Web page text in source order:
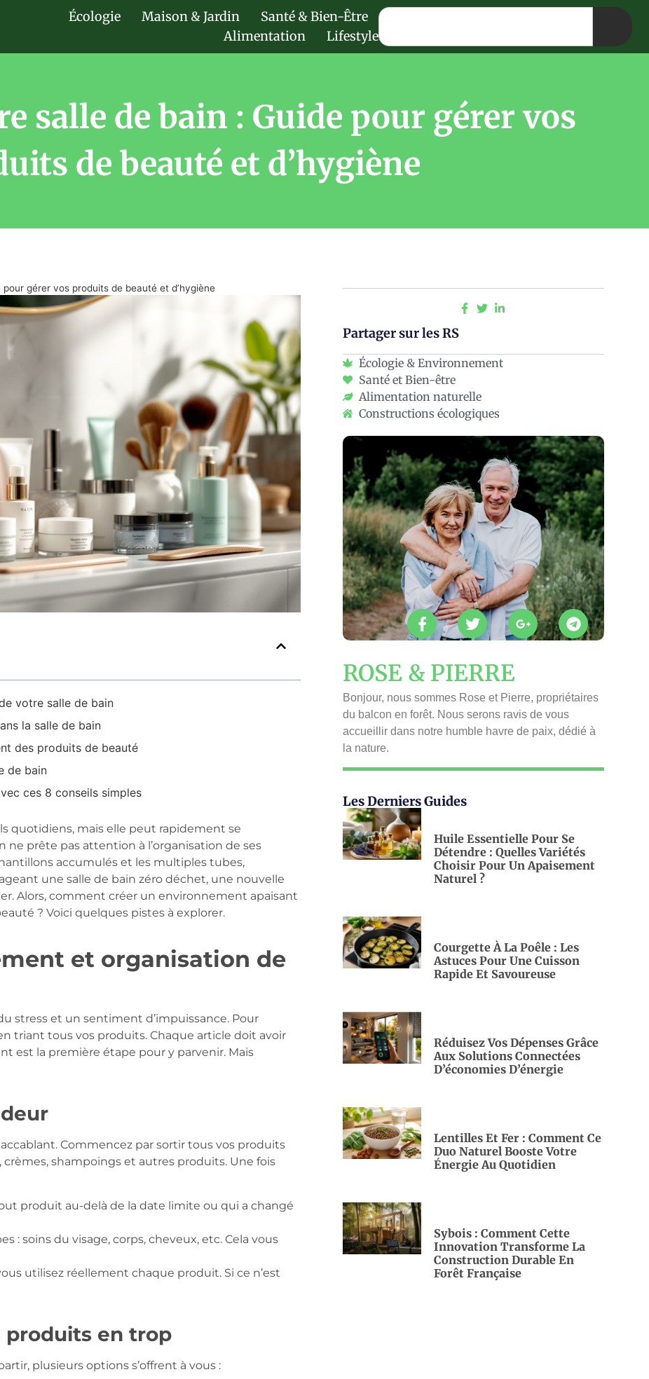
Écologie Maison & Jardin
Santé & Bien-Être
Alimentation
Lifestyle
salle de bain : Guide pour gérer vos
de beauté et d’hygiène
gérer vos produits de beauté et d’hygiène
votre salle de bain
la salle de bain
des produits de beauté
de bain
ces 8 conseils simples
quotidiens, mais elle peut rapidement se
ne prête pas attention à l’organisation de ses
accumulés et les multiples tubes,
une salle de bain zéro déchet, une nouvelle
Alors, comment créer un environnement apaisant
? Voici quelques pistes à explorer.
et organisation de
stress et un sentiment d’impuissance. Pour
triant tous vos produits. Chaque article doit avoir
est la première étape pour y parvenir. Mais
Commencez par sortir tous vos produits
shampoings et autres produits. Une fois
produit au-delà de la date limite ou qui a changé
: soins du visage, corps, cheveux, etc. Cela vous
utilisez réellement chaque produit. Si ce n’est
produits en trop
plusieurs options s’offrent à vous :
Partager sur les RS
Écologie & Environnement
Santé et Bien-être
Alimentation naturelle
Constructions écologiques
ROSE & PIERRE
Bonjour, nous sommes Rose et Pierre, propriétaires
du balcon en forêt. Nous serons ravis de vous
accueillir dans notre humble havre de paix, dédié à
la nature.
Les Derniers Guides
Huile Essentielle Pour Se
Détendre : Quelles Variétés
Choisir Pour Un Apaisement
Naturel ?
Courgette À La Poêle : Les
Astuces Pour Une Cuisson
Rapide Et Savoureuse
Réduisez Vos Dépenses Grâce
Aux Solutions Connectées
D’économies D’énergie
Lentilles Et Fer : Comment Ce
Duo Naturel Booste Votre
Énergie Au Quotidien
Sybois : Comment Cette
Innovation Transforme La
Construction Durable En
Forêt Française